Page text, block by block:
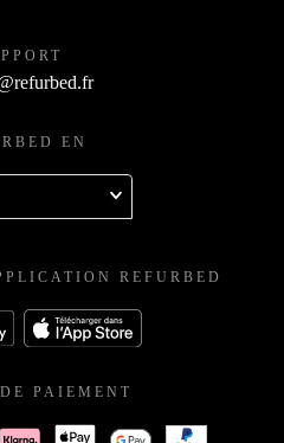
EN
REFURBED
PAIEMENT